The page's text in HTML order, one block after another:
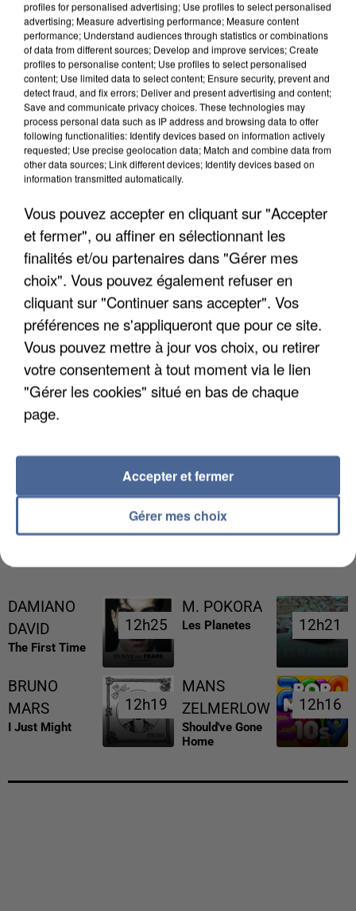
APRÈS TOUTES CES CANICULES, LES REFUGES
DE FAUNE SAUVAGE SONT...
L’UN DES FONDATEURS SUPPOSÉS DE LA DZ
MAFIA INTERPELLÉ EN ALGÉRIE
RÉCEMMENT DIFFUSÉ
DAMIANO
DAVID
The First Time
12h25
12h25
M. POKORA
Les Planetes 12h21
12h21
BRUNO
MARS
I Just Might
12h19
12h19
MANS
ZELMERLOW
Should've Gone
Home
12h16
12h16
profiles for personalised advertising; Use profiles to select personalised
advertising; Measure advertising performance; Measure content
performance; Understand audiences through statistics or combinations
of data from different sources; Develop and improve services; Create
profiles to personalise content; Use profiles to select personalised
content; Use limited data to select content; Ensure security, prevent and
detect fraud, and fix errors; Deliver and present advertising and content;
Save and communicate privacy choices. These technologies may
process personal data such as IP address and browsing data to offer
following functionalities: Identify devices based on information actively
requested; Use precise geolocation data; Match and combine data from
other data sources; Link different devices; Identify devices based on
information transmitted automatically.
Vous pouvez accepter en cliquant sur "Accepter
et fermer", ou affiner en sélectionnant les
finalités et/ou partenaires dans "Gérer mes
choix". Vous pouvez également refuser en
cliquant sur "Continuer sans accepter". Vos
préférences ne s'appliqueront que pour ce site.
Vous pouvez mettre à jour vos choix, ou retirer
votre consentement à tout moment via le lien
"Gérer les cookies" situé en bas de chaque
page.
Gérer mes choix
Accepter et fermer